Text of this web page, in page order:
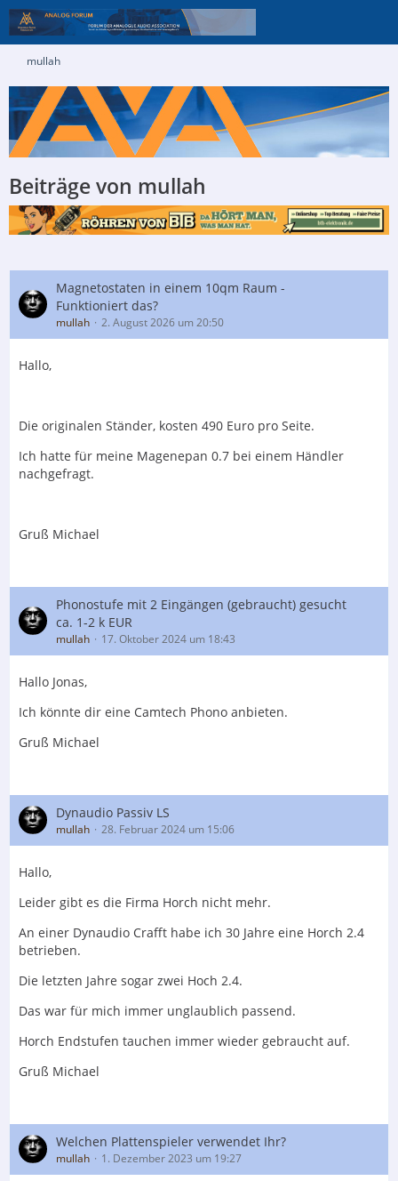
mullah
Beiträge von mullah
Magnetostaten in einem 10qm Raum -
Funktioniert das?
mullah 2. August 2026 um 20:50
Hallo,
Die originalen Ständer, kosten 490 Euro pro Seite.
Ich hatte für meine Magenepan 0.7 bei einem Händler
nachgefragt.
Gruß Michael
Phonostufe mit 2 Eingängen (gebraucht) gesucht
ca. 1-2 k EUR
mullah 17. Oktober 2024 um 18:43
Hallo Jonas,
Ich könnte dir eine Camtech Phono anbieten.
Gruß Michael
Dynaudio Passiv LS
mullah 28. Februar 2024 um 15:06
Hallo,
Leider gibt es die Firma Horch nicht mehr.
An einer Dynaudio Crafft habe ich 30 Jahre eine Horch 2.4
betrieben.
Die letzten Jahre sogar zwei Hoch 2.4.
Das war für mich immer unglaublich passend.
Horch Endstufen tauchen immer wieder gebraucht auf.
Gruß Michael
Welchen Plattenspieler verwendet Ihr?
mullah 1. Dezember 2023 um 19:27